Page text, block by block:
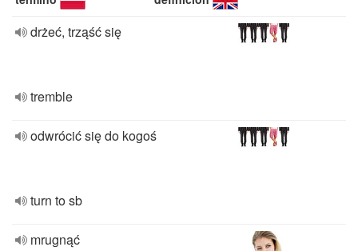
drżeć, trząść się
tremble
odwrócić się do kogoś
turn to sb
mrugnąć